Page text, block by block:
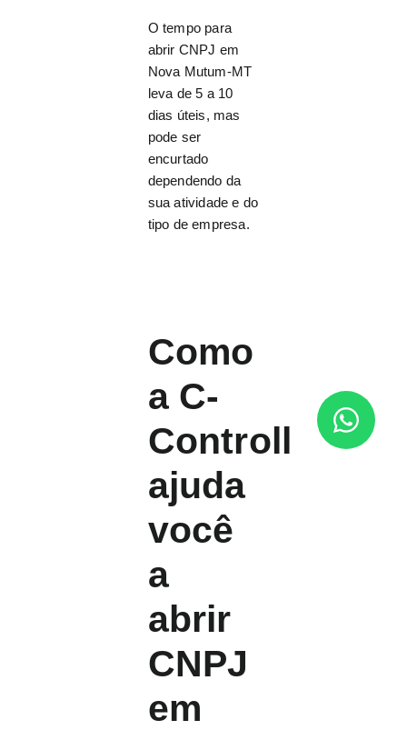
O tempo para
abrir CNPJ em
Nova Mutum-MT
leva de 5 a 10
dias úteis, mas
pode ser
encurtado
dependendo da
sua atividade e do
tipo de empresa.
Como
a C-
Controll
ajuda
você
a
abrir
CNPJ
em